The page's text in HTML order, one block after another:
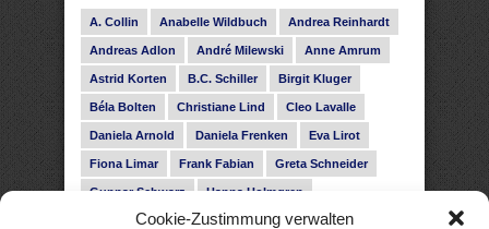
Cookie-Zustimmung verwalten
A. Collin Anabelle Wildbuch Andrea Reinhardt
Andreas Adlon André Milewski Anne Amrum
Astrid Korten B.C. Schiller Birgit Kluger
Béla Bolten Christiane Lind Cleo Lavalle
Daniela Arnold Daniela Frenken Eva Lirot
Fiona Limar Frank Fabian Greta Schneider
Gunnar Schwarz Hanna Holmgren
Heike Fröhling Ina Glahe Ivo Pala J. Vellguth